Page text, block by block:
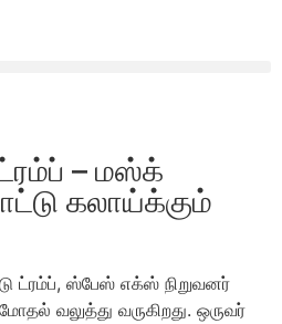
ட்ரம்ப் – மஸ்க்
கலாய்க்கும்
ட்ரம்ப், ஸ்பேஸ் எக்ஸ் நிறுவனர்
வலுத்து வருகிறது. ஒருவர்